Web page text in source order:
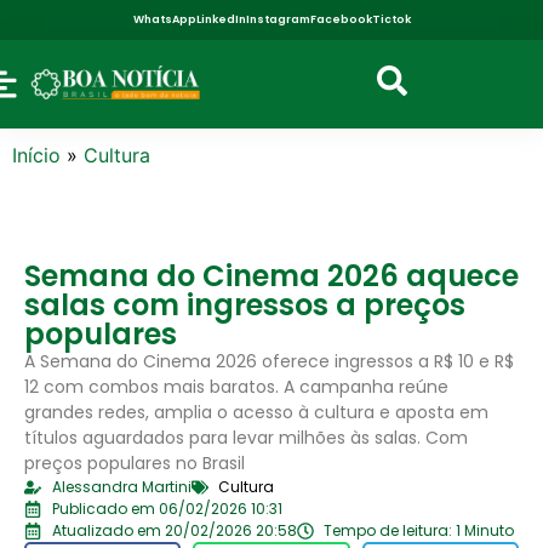
WhatsAppLinkedInInstagramFacebookTictok
Início » Cultura
Semana do Cinema 2026 aquece
salas com ingressos a preços
populares
A Semana do Cinema 2026 oferece ingressos a R$ 10 e R$
12 com combos mais baratos. A campanha reúne
grandes redes, amplia o acesso à cultura e aposta em
títulos aguardados para levar milhões às salas. Com
preços populares no Brasil
Alessandra Martini
Cultura
Publicado em 06/02/2026 10:31
Atualizado em 20/02/2026 20:58
Tempo de leitura: 1 Minuto